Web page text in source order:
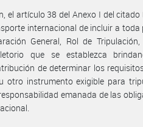
el artículo 38 del Anexo I del
internacional de incluir a toda
General, Rol de
que se establezca
de determinar los
otro instrumento exigible para
emanada de las